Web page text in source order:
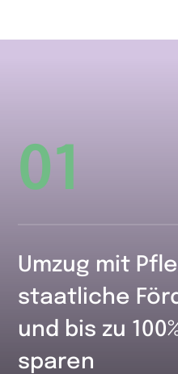
01
Umzug mit
staatliche
und bis zu
sparen